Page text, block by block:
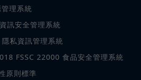
理系統
訊安全管理系統
私資訊管理系統
FSSC 22000 食品安全管理系統
原則標準